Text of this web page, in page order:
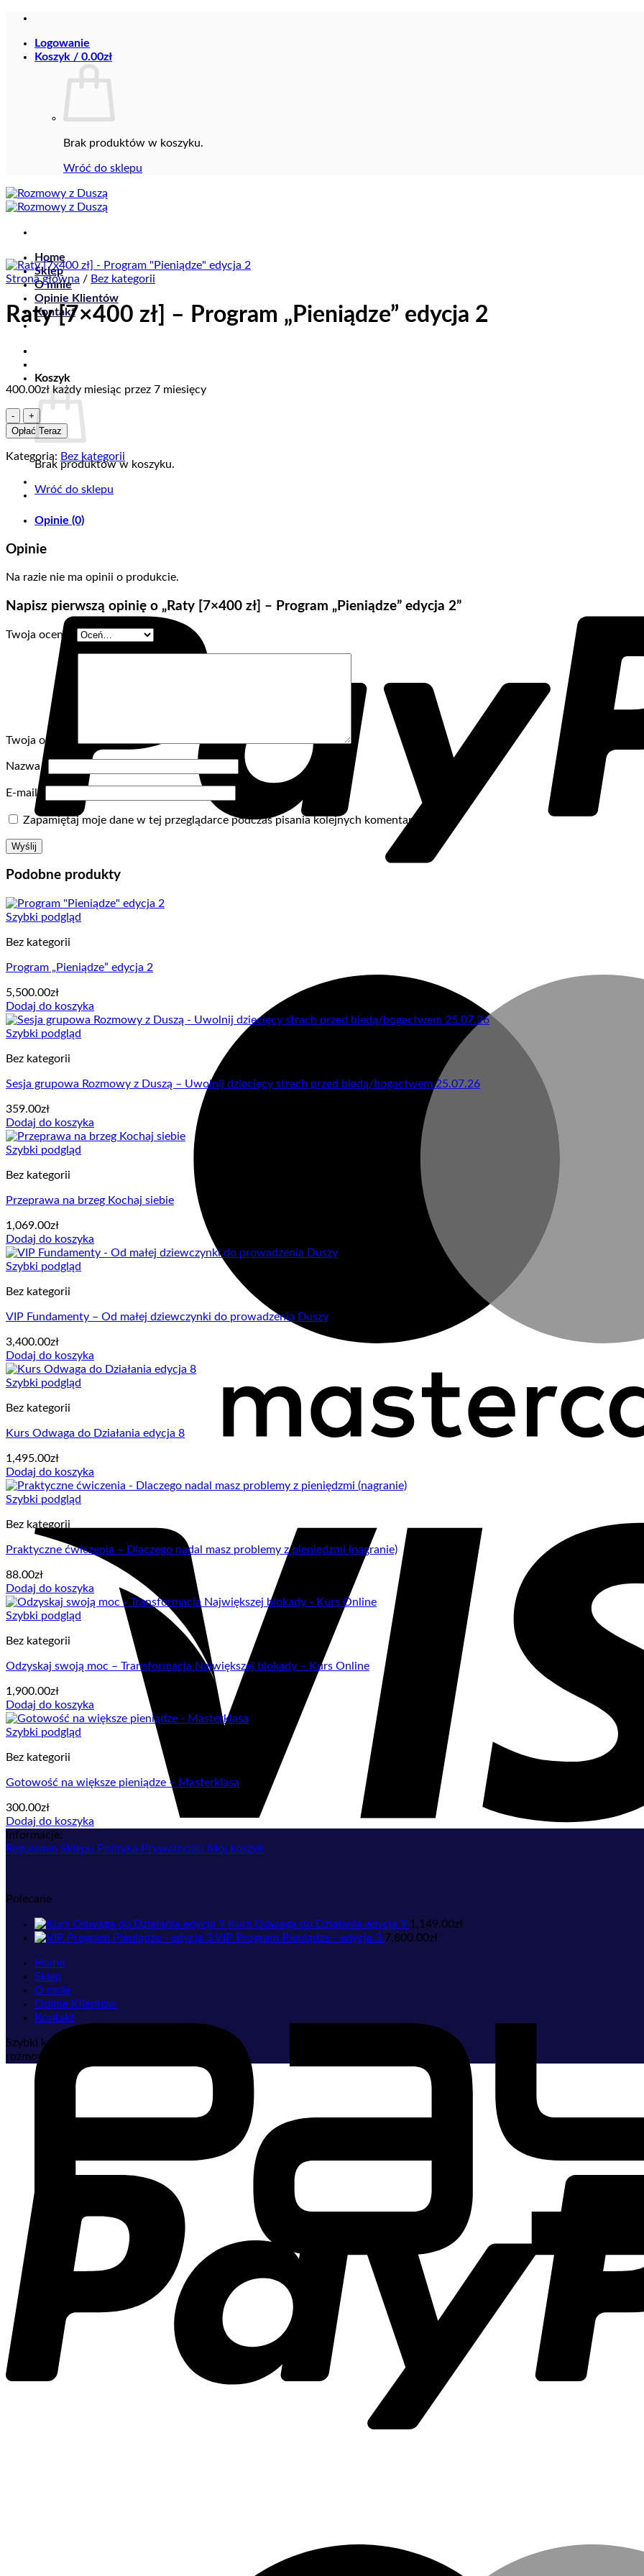
Przewiń
zawartościLogowanie
Koszyk / 0.00zł
Brak produktów w koszyku.
Wróć do sklepu
Home
Sklep
O mnie
Opinie Klientów
Kontakt
Koszyk
Brak produktów w koszyku.
Wróć do sklepu
Strona główna / Bez kategorii
Raty [7×400 zł] – Program „Pieniądze” edycja 2
400.00zł każdy miesiąc przez 7 miesięcy
ilość
Raty
[7x400
zł]
Program
"Pieniądze"
2
Opłać Teraz
Kategoria: Bez kategorii
Opinie (0)
Opinie
Na razie nie ma opinii o produkcie.
Napisz pierwszą opinię o „Raty [7×400 zł] – Program „Pieniądze” edycja 2”
Twoja ocena
Twoja opinia
Nazwa
E-mail
Zapamiętaj moje dane w tej przeglądarce podczas pisania kolejnych komentarzy.
Podobne produkty
Szybki podgląd
Bez kategorii
Program „Pieniądze” edycja 2
5,500.00zł
Dodaj do koszyka
Szybki podgląd
Bez kategorii
Sesja grupowa Rozmowy z Duszą – Uwolnij dziecięcy strach przed biedą/bogactwem 25.07.26
359.00zł
Dodaj do koszyka
Szybki podgląd
Bez kategorii
Przeprawa na brzeg Kochaj siebie
1,069.00zł
Dodaj do koszyka
Szybki podgląd
Bez kategorii
VIP Fundamenty – Od małej dziewczynki do prowadzenia Duszy
3,400.00zł
Dodaj do koszyka
Szybki podgląd
Bez kategorii
Kurs Odwaga do Działania edycja 8
1,495.00zł
Dodaj do koszyka
Szybki podgląd
Bez kategorii
Praktyczne ćwiczenia – Dlaczego nadal masz problemy z pieniędzmi (nagranie)
88.00zł
Dodaj do koszyka
Szybki podgląd
Bez kategorii
Odzyskaj swoją moc – Transformacja Największej blokady – Kurs Online
1,900.00zł
Dodaj do koszyka
Szybki podgląd
Bez kategorii
Gotowość na większe pieniądze – Masterklasa
300.00zł
Dodaj do koszyka
Informacje:
Regulamin Sklepu Polityka Prywatności Mój koszyk
Polecane
Kurs Odwaga do Działania edycja 9 1,149.00zł
VIP Program Pieniądze - edycja 3 7,800.00zł
Home
Sklep
O mnie
Opinie Klientów
Kontakt
Szybki kontakt
rozmowyz@rozmowyzdusza.pl